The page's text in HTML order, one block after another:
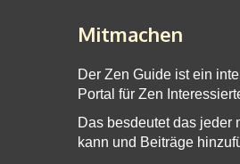
Mitmachen
Der Zen Guide ist ein
Portal für Zen
Das besdeutet das jeder
kann und Beiträge